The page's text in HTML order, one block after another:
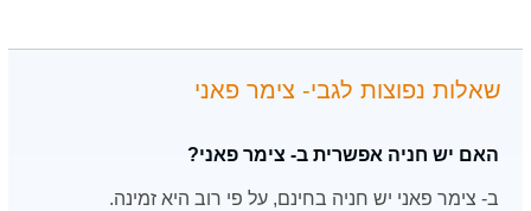
שאלות נפוצות לגבי- צימר פאני
האם יש חניה אפשרית ב- צימר פאני?
ב- צימר פאני יש חניה בחינם, על פי רוב היא זמינה.